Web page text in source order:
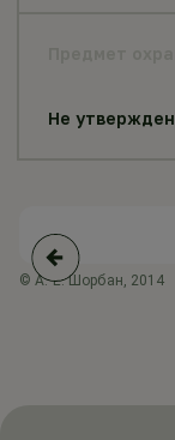
Не утвержден
© А. Е. Шорбан, 2014